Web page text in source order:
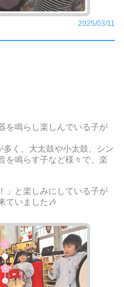
2025/03/11
を鳴らし楽しんでいる子が
多く、大太鼓や小太鼓、シン
を鳴らす子など様々で、楽
」と楽しみにしている子が
ていました🎶